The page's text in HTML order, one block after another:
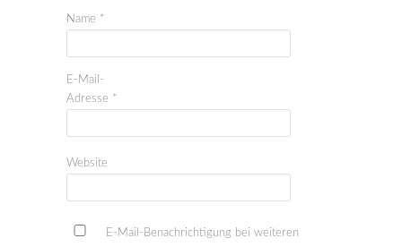
Name *
E-Mail-
Adresse *
Website
E-Mail-Benachrichtigung bei weiteren